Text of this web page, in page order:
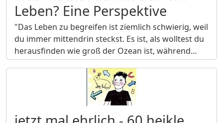
Leben? Eine Perspektive
"Das Leben zu begreifen ist ziemlich schwierig, weil
du immer mittendrin steckst. Es ist, als wolltest du
herausfinden wie groß der Ozean ist, während…